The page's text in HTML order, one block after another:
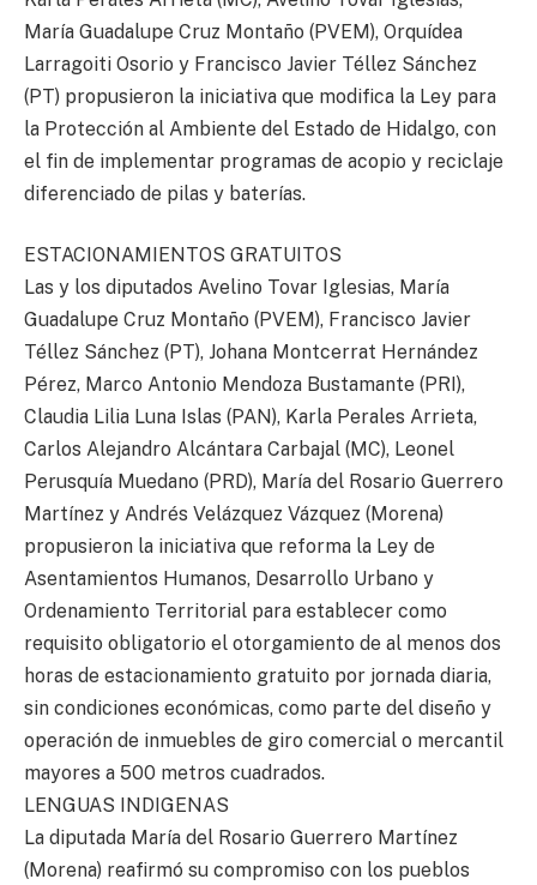
María Guadalupe Cruz Montaño (PVEM), Orquídea
Larragoiti Osorio y Francisco Javier Téllez Sánchez
(PT) propusieron la iniciativa que modifica la Ley para
la Protección al Ambiente del Estado de Hidalgo, con
el fin de implementar programas de acopio y reciclaje
diferenciado de pilas y baterías.
ESTACIONAMIENTOS GRATUITOS
Las y los diputados Avelino Tovar Iglesias, María
Guadalupe Cruz Montaño (PVEM), Francisco Javier
Téllez Sánchez (PT), Johana Montcerrat Hernández
Pérez, Marco Antonio Mendoza Bustamante (PRI),
Claudia Lilia Luna Islas (PAN), Karla Perales Arrieta,
Carlos Alejandro Alcántara Carbajal (MC), Leonel
Perusquía Muedano (PRD), María del Rosario Guerrero
Martínez y Andrés Velázquez Vázquez (Morena)
propusieron la iniciativa que reforma la Ley de
Asentamientos Humanos, Desarrollo Urbano y
Ordenamiento Territorial para establecer como
requisito obligatorio el otorgamiento de al menos dos
horas de estacionamiento gratuito por jornada diaria,
sin condiciones económicas, como parte del diseño y
operación de inmuebles de giro comercial o mercantil
mayores a 500 metros cuadrados.
LENGUAS INDIGENAS
La diputada María del Rosario Guerrero Martínez
(Morena) reafirmó su compromiso con los pueblos